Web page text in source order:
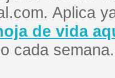
Aplica
de vida
cada